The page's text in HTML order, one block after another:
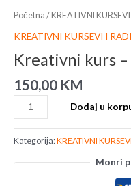
Početna /KREATIVNI
KREATIVNI KURSEVI I
Kreativni kurs
150,00 KM
Dodaj u
Kategorija:KREATIVNI
Monri